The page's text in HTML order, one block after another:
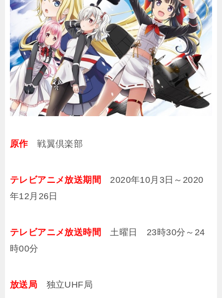
原作戦翼倶楽部
テレビアニメ放送期間 2020年10月3日～2020
年12月26日
テレビアニメ放送時間 土曜日 23時30分～24
時00分
放送局 独立UHF局